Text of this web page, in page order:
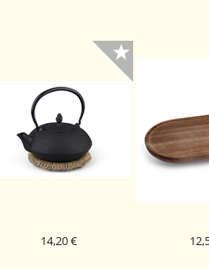
14,20 €